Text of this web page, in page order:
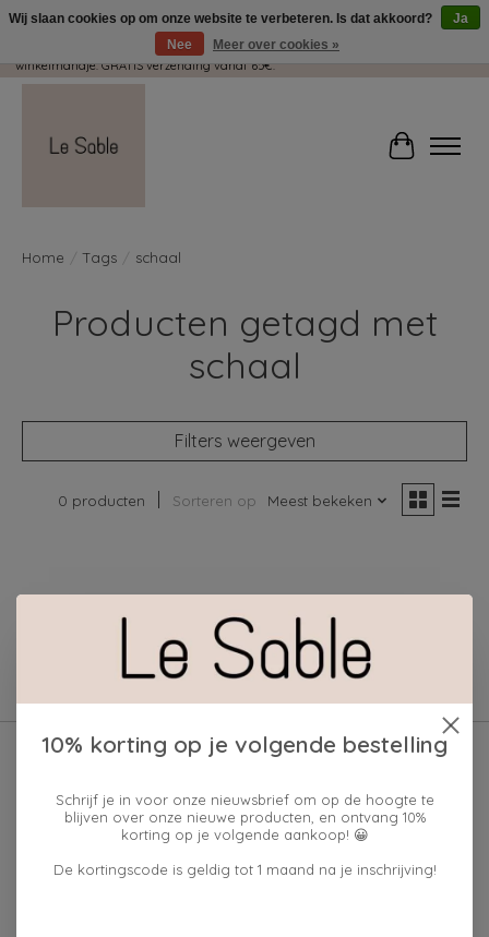
Wij pakken met plezier jouw kadootjes GRATIS in! Duid dit zeker aan in je
winkelmandje. GRATIS verzending vanaf 65€.
Home Tags schaal
Producten getagd met
schaal
Filters weergeven
0 producten Sorteren op Meest bekeken
Geen producten gevonden!
Wij slaan cookies op om onze website te verbeteren. Is dat akkoord?
Ja
Nee
Meer over cookies »
10% korting op je volgende bestelling
Schrijf je in voor onze nieuwsbrief om op de hoogte te
blijven over onze nieuwe producten, en ontvang 10%
korting op je volgende aankoop! 😀
De kortingscode is geldig tot 1 maand na je inschrijving!